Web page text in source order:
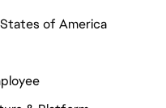
of America